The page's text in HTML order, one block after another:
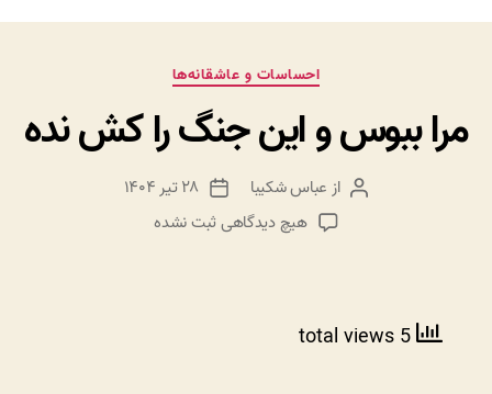
دسته‌ها
احساسات و عاشقانه‌ها
مرا ببوس و این جنگ را کش نده
نویسنده
نوشته
از عباس شکیبا
تاریخ
نوشته
۲۸ تیر ۱۴۰۴
هیچ دیدگاهیبرای
ثبت نشده